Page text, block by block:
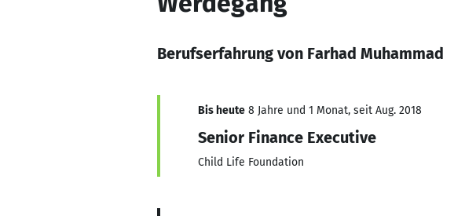
Berufserfahrung von Farhad Muhammad
Bis heute 8 Jahre und 1 Monat, seit Aug. 2018
Senior Finance Executive
Child Life Foundation